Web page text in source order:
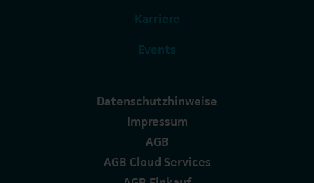
Karriere
Events
Datenschutzhinweise
Impressum
AGB
AGB Cloud Services